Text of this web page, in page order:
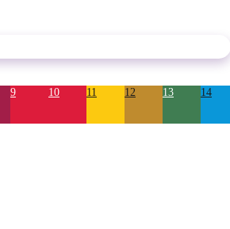
9 10 11 12 13 14